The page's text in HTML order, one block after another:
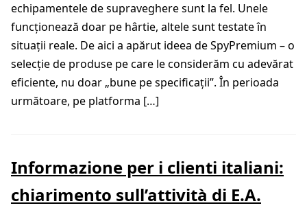
echipamentele de supraveghere sunt la fel. Unele
funcționează doar pe hârtie, altele sunt testate în
situații reale. De aici a apărut ideea de SpyPremium – o
selecție de produse pe care le considerăm cu adevărat
eficiente, nu doar „bune pe specificații”. În perioada
următoare, pe platforma […]
Informazione per i clienti italiani:
chiarimento sull’attività di E.A.